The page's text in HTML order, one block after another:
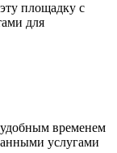
площадку с
для
временем
услугами